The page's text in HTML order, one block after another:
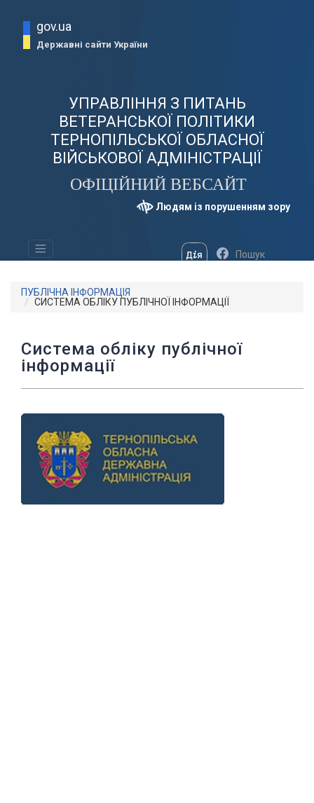
gov.ua
Державні сайти України
УПРАВЛІННЯ З ПИТАНЬ
ВЕТЕРАНСЬКОЇ ПОЛІТИКИ
ТЕРНОПІЛЬСЬКОЇ ОБЛАСНОЇ
ВІЙСЬКОВОЇ АДМІНІСТРАЦІЇ
ОФІЦІЙНИЙ ВЕБСАЙТ
Людям із порушенням зору
ПУБЛІЧНА ІНФОРМАЦІЯ
СИСТЕМА ОБЛІКУ ПУБЛІЧНОЇ ІНФОРМАЦІЇ
Система обліку публічної
інформації
Previous